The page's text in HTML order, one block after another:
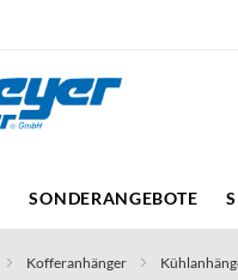
SONDERANGEBOTE
Kofferanhänger